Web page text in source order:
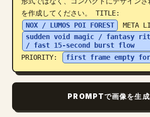
ブログ
更新情報
を作成してください。 TITLE:
NOX / LUMOS POI FOREST
META
sudden void magic / fantasy
/ fast 15-second burst flow
PRIORITY:
first frame empty
PROMPTで画像を生成